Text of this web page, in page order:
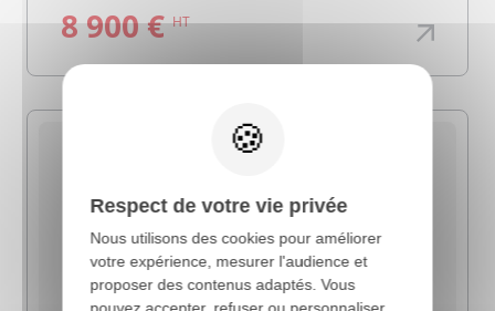
8 900 €HT
Respect de votre vie privée
Nous utilisons des cookies pour améliorer
votre expérience, mesurer l'audience et
proposer des contenus adaptés. Vous